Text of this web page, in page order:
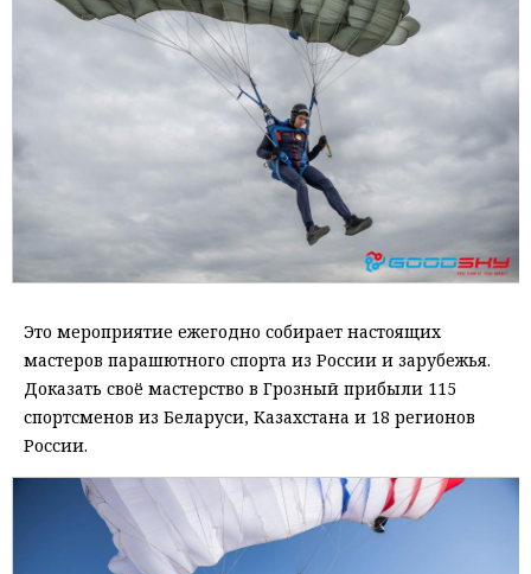
Это мероприятие ежегодно собирает настоящих
мастеров парашютного спорта из России и зарубежья.
Доказать своё мастерство в Грозный прибыли 115
спортсменов из Беларуси, Казахстана и 18 регионов
России.